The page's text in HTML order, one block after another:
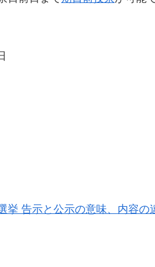
挙 告示と公示の意味、内容の